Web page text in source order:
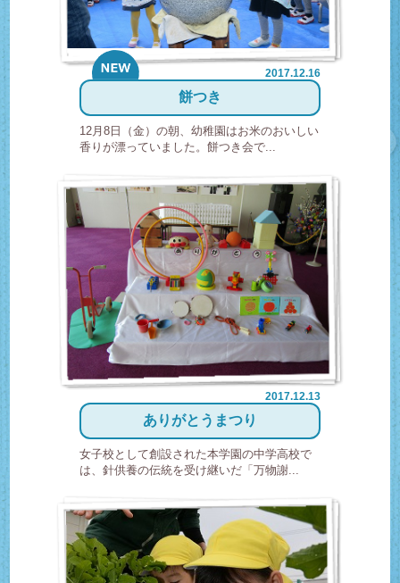
2017.12.16
餅つき
12月8日（金）の朝、幼稚園はお米のおいしい
香りが漂っていました。餅つき会で...
2017.12.13
ありがとうまつり
女子校として創設された本学園の中学高校で
は、針供養の伝統を受け継いだ「万物謝...